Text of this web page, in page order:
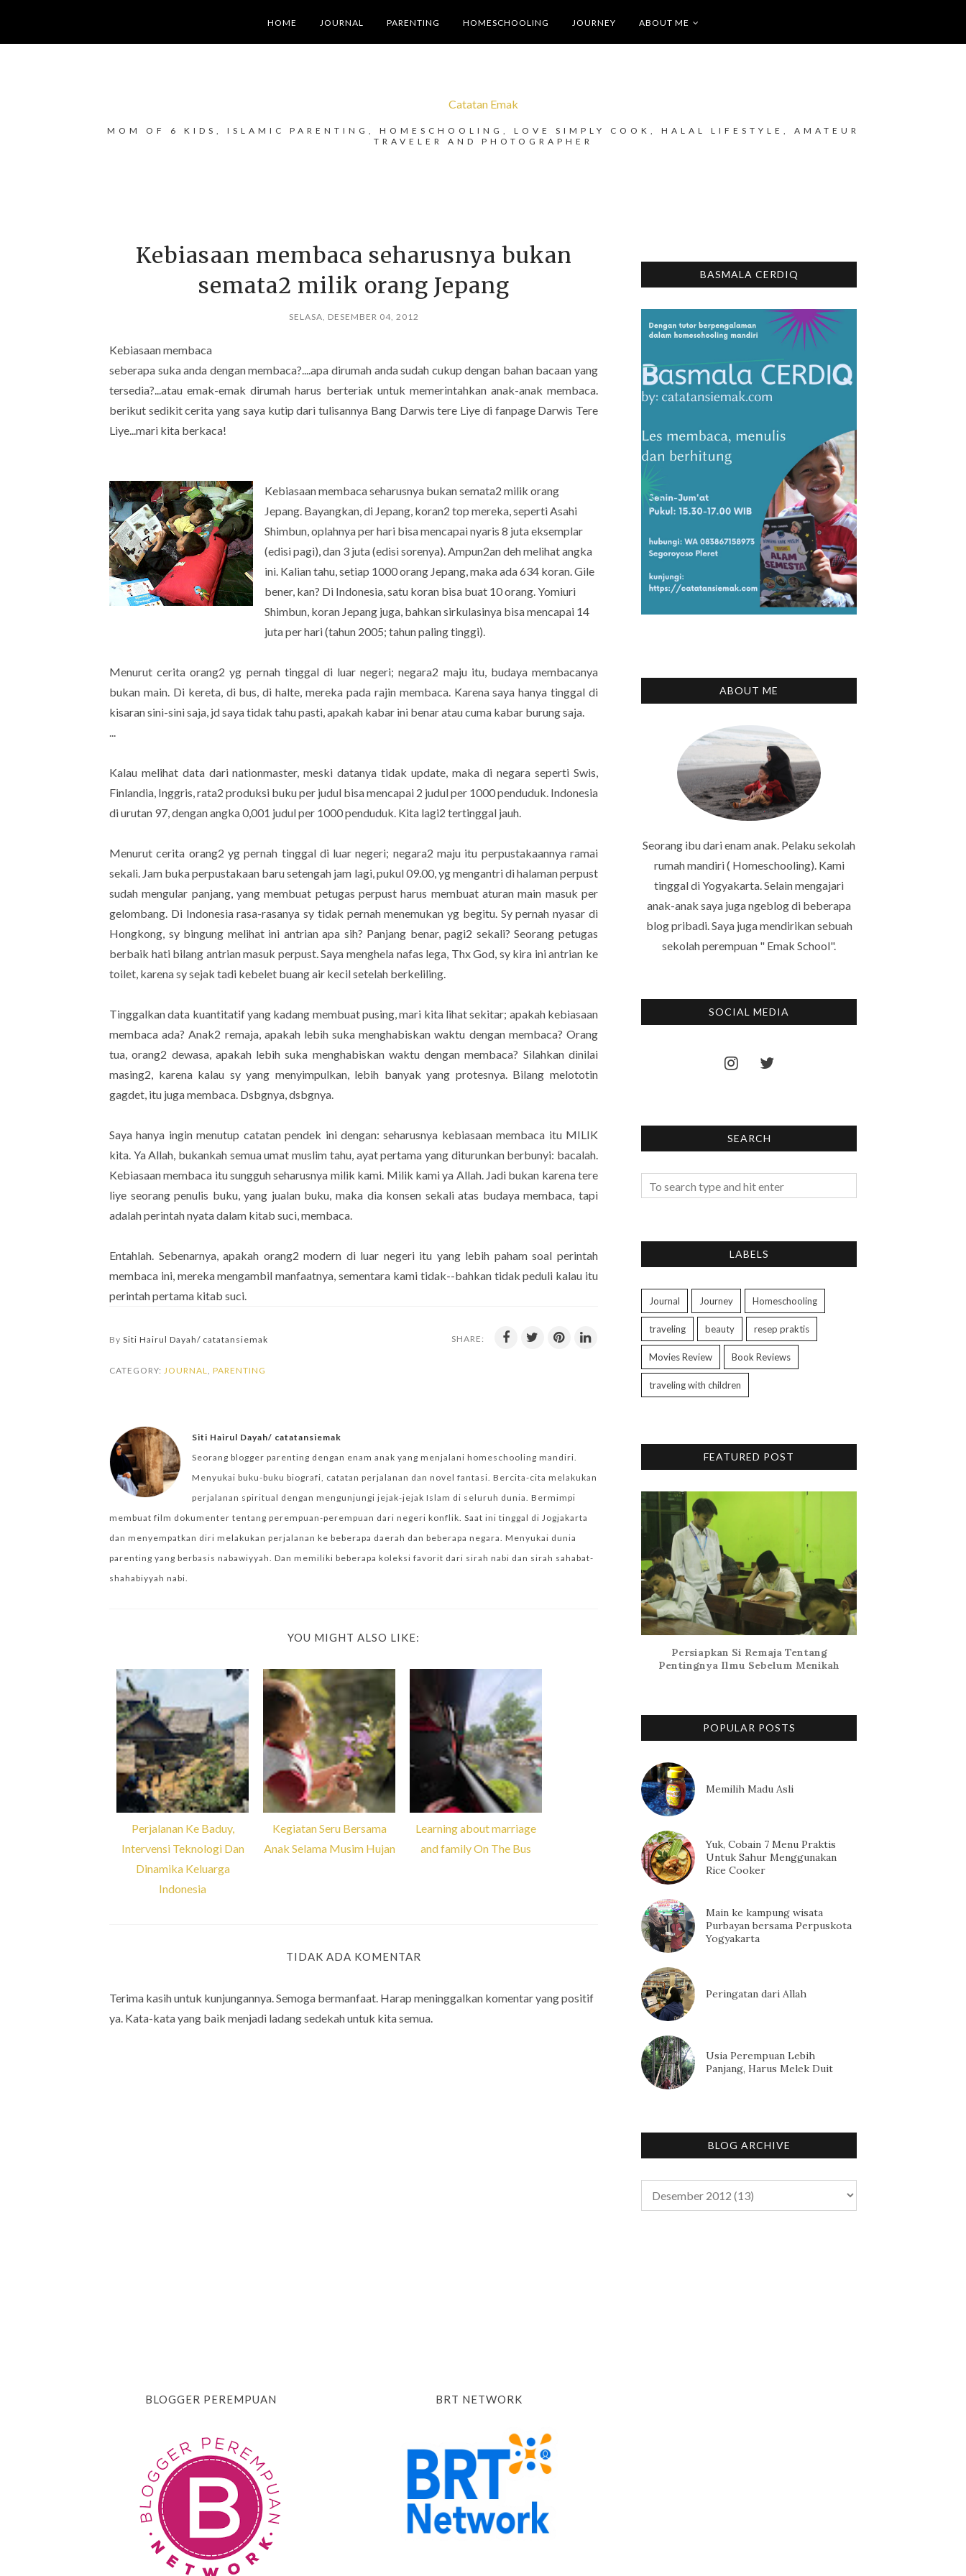
HOME JOURNAL PARENTING HOMESCHOOLING JOURNEY ABOUT ME
Catatan Emak
MOM OF 6 KIDS, ISLAMIC PARENTING, HOMESCHOOLING, LOVE SIMPLY COOK, HALAL LIFESTYLE, AMATEUR
TRAVELER AND PHOTOGRAPHER
Kebiasaan membaca seharusnya bukan
semata2 milik orang Jepang
SELASA, DESEMBER 04, 2012
Kebiasaan membaca
seberapa suka anda dengan membaca?....apa dirumah anda sudah cukup dengan bahan bacaan yang
tersedia?...atau emak-emak dirumah harus berteriak untuk memerintahkan anak-anak membaca.
berikut sedikit cerita yang saya kutip dari tulisannya Bang Darwis tere Liye di fanpage Darwis Tere
Liye...mari kita berkaca!
Kebiasaan membaca seharusnya bukan semata2 milik orang
Jepang. Bayangkan, di Jepang, koran2 top mereka, seperti Asahi
Shimbun, oplahnya per hari bisa mencapai nyaris 8 juta eksemplar
(edisi pagi), dan 3 juta (edisi sorenya). Ampun2an deh melihat angka
ini. Kalian tahu, setiap 1000 orang Jepang, maka ada 634 koran. Gile
bener, kan? Di Indonesia, satu koran bisa buat 10 orang. Yomiuri
Shimbun, koran Jepang juga, bahkan sirkulasinya bisa mencapai 14
juta per hari (tahun 2005; tahun paling tinggi).
Menurut cerita orang2 yg pernah tinggal di luar negeri; negara2 maju itu, budaya membacanya
bukan main. Di kereta, di bus, di halte, mereka pada rajin membaca. Karena saya hanya tinggal di
kisaran sini-sini saja, jd saya tidak tahu pasti, apakah kabar ini benar atau cuma kabar burung saja.
...
Kalau melihat data dari nationmaster, meski datanya tidak update, maka di negara seperti Swis,
Finlandia, Inggris, rata2 produksi buku per judul bisa mencapai 2 judul per 1000 penduduk. Indonesia
di urutan 97, dengan angka 0,001 judul per 1000 penduduk. Kita lagi2 tertinggal jauh.
Menurut cerita orang2 yg pernah tinggal di luar negeri; negara2 maju itu perpustakaannya ramai
sekali. Jam buka perpustakaan baru setengah jam lagi, pukul 09.00, yg mengantri di halaman perpust
sudah mengular panjang, yang membuat petugas perpust harus membuat aturan main masuk per
gelombang. Di Indonesia rasa-rasanya sy tidak pernah menemukan yg begitu. Sy pernah nyasar di
Hongkong, sy bingung melihat ini antrian apa sih? Panjang benar, pagi2 sekali? Seorang petugas
berbaik hati bilang antrian masuk perpust. Saya menghela nafas lega, Thx God, sy kira ini antrian ke
toilet, karena sy sejak tadi kebelet buang air kecil setelah berkeliling.
Tinggalkan data kuantitatif yang kadang membuat pusing, mari kita lihat sekitar; apakah kebiasaan
membaca ada? Anak2 remaja, apakah lebih suka menghabiskan waktu dengan membaca? Orang
tua, orang2 dewasa, apakah lebih suka menghabiskan waktu dengan membaca? Silahkan dinilai
masing2, karena kalau sy yang menyimpulkan, lebih banyak yang protesnya. Bilang melototin
gagdet, itu juga membaca. Dsbgnya, dsbgnya.
Saya hanya ingin menutup catatan pendek ini dengan: seharusnya kebiasaan membaca itu MILIK
kita. Ya Allah, bukankah semua umat muslim tahu, ayat pertama yang diturunkan berbunyi: bacalah.
Kebiasaan membaca itu sungguh seharusnya milik kami. Milik kami ya Allah. Jadi bukan karena tere
liye seorang penulis buku, yang jualan buku, maka dia konsen sekali atas budaya membaca, tapi
adalah perintah nyata dalam kitab suci, membaca.
Entahlah. Sebenarnya, apakah orang2 modern di luar negeri itu yang lebih paham soal perintah
membaca ini, mereka mengambil manfaatnya, sementara kami tidak--bahkan tidak peduli kalau itu
perintah pertama kitab suci.
By Siti Hairul Dayah/ catatansiemak SHARE:
CATEGORY: JOURNAL, PARENTING
Siti Hairul Dayah/ catatansiemak
Seorang blogger parenting dengan enam anak yang menjalani homeschooling mandiri.
Menyukai buku-buku biografi, catatan perjalanan dan novel fantasi. Bercita-cita melakukan
perjalanan spiritual dengan mengunjungi jejak-jejak Islam di seluruh dunia. Bermimpi
membuat film dokumenter tentang perempuan-perempuan dari negeri konflik. Saat ini tinggal di Jogjakarta
dan menyempatkan diri melakukan perjalanan ke beberapa daerah dan beberapa negara. Menyukai dunia
parenting yang berbasis nabawiyyah. Dan memiliki beberapa koleksi favorit dari sirah nabi dan sirah sahabat-
shahabiyyah nabi.
YOU MIGHT ALSO LIKE:
Perjalanan Ke Baduy,
Intervensi Teknologi Dan
Dinamika Keluarga
Indonesia
Kegiatan Seru Bersama
Anak Selama Musim Hujan
Learning about marriage
and family On The Bus
TIDAK ADA KOMENTAR
Terima kasih untuk kunjungannya. Semoga bermanfaat. Harap meninggalkan komentar yang positif
ya. Kata-kata yang baik menjadi ladang sedekah untuk kita semua.
BASMALA CERDIQ
ABOUT ME
Seorang ibu dari enam anak. Pelaku sekolah
rumah mandiri ( Homeschooling). Kami
tinggal di Yogyakarta. Selain mengajari
anak-anak saya juga ngeblog di beberapa
blog pribadi. Saya juga mendirikan sebuah
sekolah perempuan " Emak School".
SOCIAL MEDIA
SEARCH
LABELS
Journal Journey Homeschooling
traveling beauty resep praktis
Movies Review Book Reviews
traveling with children
FEATURED POST
Persiapkan Si Remaja Tentang
Pentingnya Ilmu Sebelum Menikah
POPULAR POSTS
Memilih Madu Asli
Yuk, Cobain 7 Menu Praktis
Untuk Sahur Menggunakan
Rice Cooker
Main ke kampung wisata
Purbayan bersama Perpuskota
Yogyakarta
Peringatan dari Allah
Usia Perempuan Lebih
Panjang, Harus Melek Duit
BLOG ARCHIVE
BLOGGER PEREMPUAN BRT NETWORK